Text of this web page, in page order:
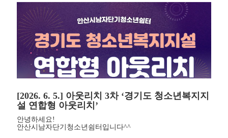
[2026. 6. 5.] 아웃리치 3차 ‘경기도 청소년복지지
설 연합형 아웃리치’
안녕하세요!
안산시남자단기청소년쉼터입니다^^